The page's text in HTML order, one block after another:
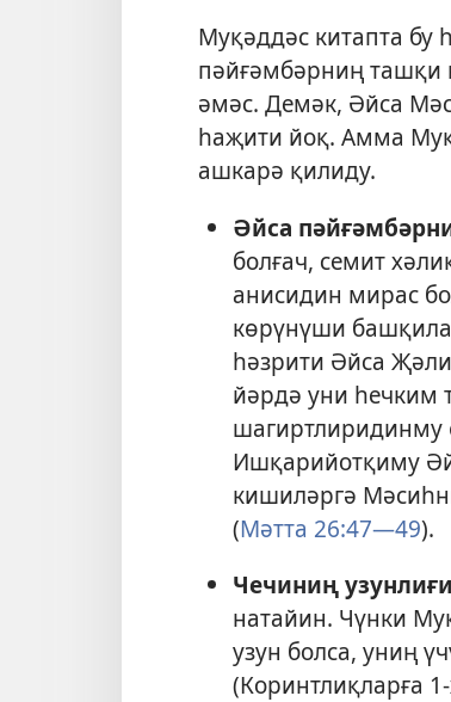
Муқәддәс китапта бу
пәйғәмбәрниң ташқи
әмәс. Демәк, Әйса
һаҗити йоқ. Амма
ашкарә қилиду.
Әйса
болғач, семит
анисидин мирас
көрүнүши
һәзрити Әйса
йәрдә уни һечким
шагиртлиридинму
Ишқарийотқиму
кишиләргә
(Мәтта 26:47—49).
Чечиниң
натайин. Чүнки
узун болса, униң
(Коринтлиқларға